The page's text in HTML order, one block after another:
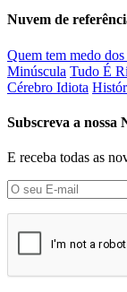
Nuvem de
Quem tem medo dos
Minúscula Tudo É
Cérebro Idiota
Subscreva a nossa
E receba todas as